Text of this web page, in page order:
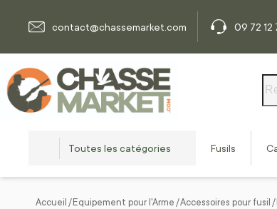
contact@chassemarket.com
09 72 12
Toutes les catégories Fusils
Accueil Equipement pour l'Arme Accessoires pour fusil